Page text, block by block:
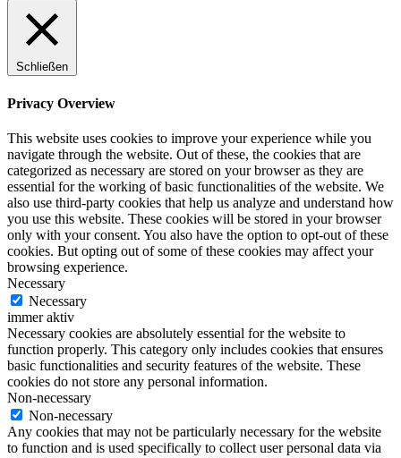
Schließen
Privacy Overview
This website uses cookies to improve your experience while you
navigate through the website. Out of these, the cookies that are
categorized as necessary are stored on your browser as they are
essential for the working of basic functionalities of the website. We
also use third-party cookies that help us analyze and understand how
you use this website. These cookies will be stored in your browser
only with your consent. You also have the option to opt-out of these
cookies. But opting out of some of these cookies may affect your
browsing experience.
Necessary
Necessary
immer aktiv
Necessary cookies are absolutely essential for the website to
function properly. This category only includes cookies that ensures
basic functionalities and security features of the website. These
cookies do not store any personal information.
Non-necessary
Non-necessary
Any cookies that may not be particularly necessary for the website
to function and is used specifically to collect user personal data via